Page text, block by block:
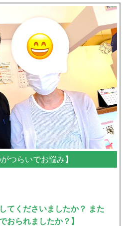
上り下り、テニスができない
てくださいましたか？ また